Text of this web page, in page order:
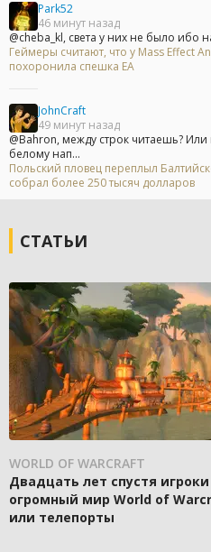
Park52
46 минут назад
@cheba_kl, света у них не было ибо
Геймеры считают, что у Mass Effect
похоронила спешка EA
JohnCraft
49 минут назад
@Bahron, между строк читаешь?
белому нап...
Польский пловец переплыл
собрал более 250 тысяч долларов
СТАТЬИ
WORLD OF WARCRAFT
Двадцать лет спустя
огромный мир World of
или телепорты